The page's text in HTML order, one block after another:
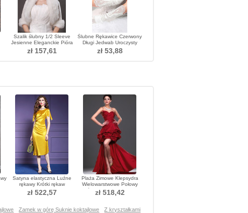
Szalik ślubny 1/2 Sleeve
Jesienne Eleganckie Pióra
Tinkerbell
zł 157,61
Ślubne Rękawice Czerwony
Długi Jedwab Uroczysty
Pełny palec Zimno
zł 53,88
Satyna elastyczna Luźne
rękawy Krótki rękaw
Sukienka koktajlowe
zł 522,57
Plaża Zimowe Klepsydra
Wielowarstwowe Połowy
pleców Sukienka koktajlowe
zł 518,42
Zamek w górę Suknie koktajlowe
Z kryształkami